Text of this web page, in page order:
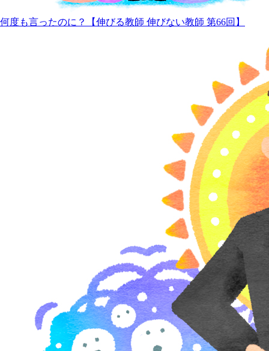
何度も言ったのに？【伸びる教師 伸びない教師 第66回】